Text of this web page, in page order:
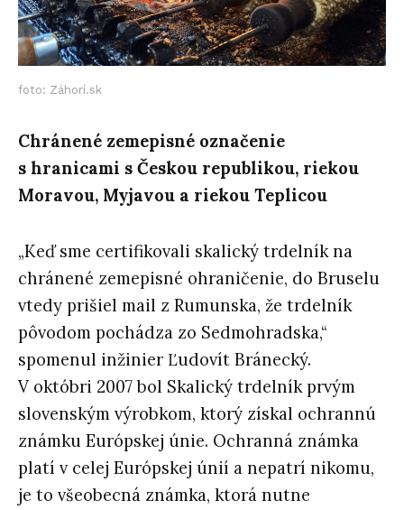
foto: Záhorí.sk
Chránené zemepisné označenie
s hranicami s Českou republikou, riekou
Moravou, Myjavou a riekou Teplicou
„Keď sme certifikovali skalický trdelník na
chránené zemepisné ohraničenie, do Bruselu
vtedy prišiel mail z Rumunska, že trdelník
pôvodom pochádza zo Sedmohradska,“
spomenul inžinier Ľudovít Bránecký.
V októbri 2007 bol Skalický trdelník prvým
slovenským výrobkom, ktorý získal ochrannú
známku Európskej únie. Ochranná známka
platí v celej Európskej únií a nepatrí nikomu,
je to všeobecná známka, ktorá nutne